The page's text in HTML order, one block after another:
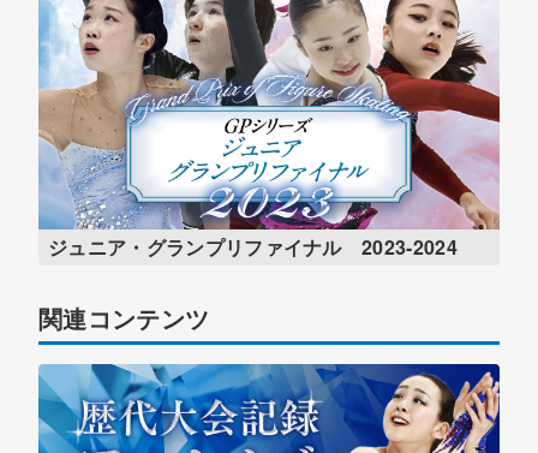
ジュニア・グランプリファイナル 2023-2024
関連コンテンツ